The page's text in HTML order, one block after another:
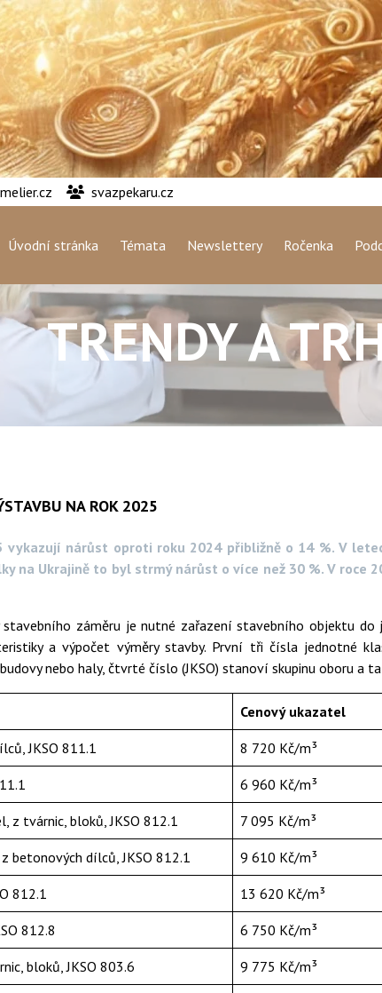
svazpekaru.cz
Úvodní stránka Témata Newslettery Ročenka
TRENDY A
NA ROK 2025
vykazují nárůst oproti roku 2024 přibližně o 14 %. V
na Ukrajině to byl strmý nárůst o více než 30 %. V roce
záměru je nutné zařazení stavebního objektu do
a výpočet výměry stavby. První tři čísla jednotné
nebo haly, čtvrté číslo (JKSO) stanoví skupinu oboru a
Cenový ukazatel
JKSO 811.1 8 720 Kč/m³
6 960 Kč/m³
z tvárnic, bloků, JKSO 812.1 7 095 Kč/m³
betonových dílců, JKSO 812.1 9 610 Kč/m³
812.1 13 620 Kč/m³
812.8 6 750 Kč/m³
bloků, JKSO 803.6 9 775 Kč/m³